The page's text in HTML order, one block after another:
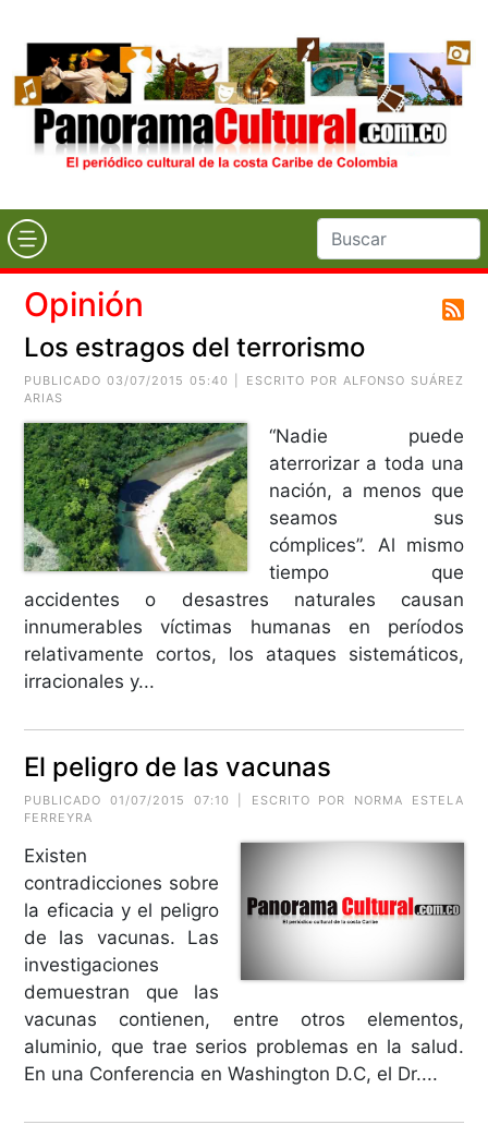
Opinión
Los estragos del terrorismo
PUBLICADO 03/07/2015 05:40 | ESCRITO POR ALFONSO SUÁREZ
ARIAS
“Nadie puede
aterrorizar a toda una
nación, a menos que
seamos sus
cómplices”. Al mismo
tiempo que
accidentes o desastres naturales causan
innumerables víctimas humanas en períodos
relativamente cortos, los ataques sistemáticos,
irracionales y...
El peligro de las vacunas
PUBLICADO 01/07/2015 07:10 | ESCRITO POR NORMA ESTELA
FERREYRA
Existen
contradicciones sobre
la eficacia y el peligro
de las vacunas. Las
investigaciones
demuestran que las
vacunas contienen, entre otros elementos,
aluminio, que trae serios problemas en la salud.
En una Conferencia en Washington D.C, el Dr....